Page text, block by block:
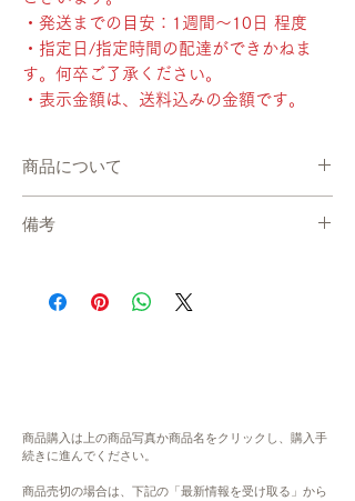
・発送までの目安：1週間〜10日 程度
・指定日/指定時間の配達ができかねま
す。何卒ご了承ください。
・表示金額は、送料込みの金額です。
商品について
す。
※現在、多数ご注文をいただいております。
内容
おがわ牛セシーナ（30g ×2）
備考
システムの都合上、在庫数更新が間に合わ
ず、ご注文いただいた後に商品が欠品・在庫
い。大変ご不便をお掛けいたしますが、何卒
ご理解・ご協力賜りますよう、よろしくお願
商品購入は上の商品写真か商品名をクリックし、購入手
続きに進んでください。
商品売切の場合は、下記の「最新情報を受け取る」から